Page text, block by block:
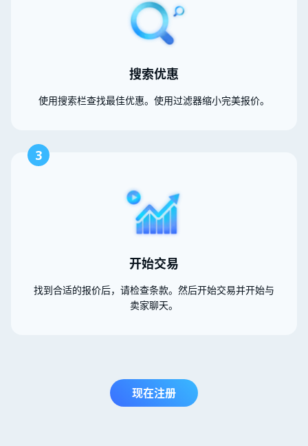
搜索优惠
使用搜索栏查找最佳优惠。使用过滤器缩小完美报价。
3
开始交易
找到合适的报价后，请检查条款。然后开始交易并开始与
卖家聊天。
现在注册